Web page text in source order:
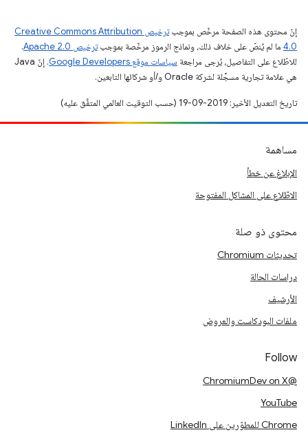
إنّ محتوى هذه الصفحة مرخّص بموجب
ترخيص Creative Commons Attribution
4.0‏ ما لم يُنصّ على خلاف ذلك، ونماذج الرموز مرخّصة بموجبترخيص Apache 2.0‏
.
للاطّلاع على التفاصيل، يُرجى مراجعة سياسات موقع Google Developers‏
. إنّ Java
هي علامة تجارية مسجَّلة لشركة Oracle و/أو شركائها التابعين.
تاريخ التعديل الأخير: 2019-09-19 (حسب التوقيت العالمي المتفَّق عليه)
مساهمة
الإبلاغ عن خطأ
الاطّلاع على المشاكل المفتوحة
محتوى ذو صلة
تحديثات Chromium
دراسات الحالة
الأرشيف
ملفات البودكاست والعروض
Follow
@ChromiumDev on X
YouTube
Chrome للمطوّرين على LinkedIn